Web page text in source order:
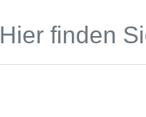
Hier finden